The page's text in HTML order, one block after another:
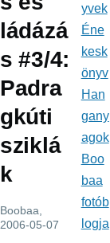
ládázá
s #3/4:
Padra
gkúti
sziklá
k
Boobaa,
2006-05-07
yvek
Éne
kesk
önyv
Han
gany
agok
Boo
baa
fotób
logja